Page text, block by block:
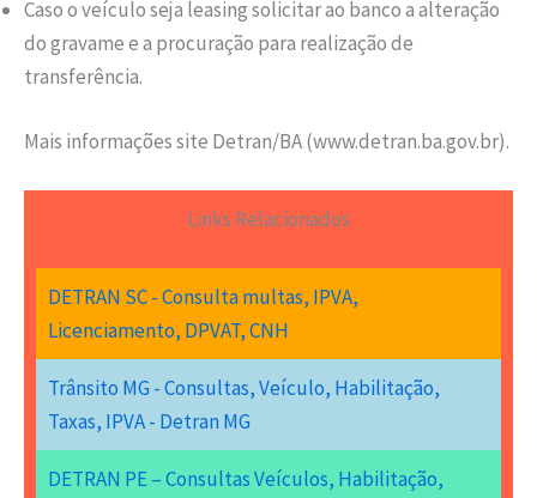
Caso o veículo seja leasing solicitar ao banco a alteração
do gravame e a procuração para realização de
transferência.
Mais informações site Detran/BA (www.detran.ba.gov.br).
Links Relacionados
DETRAN SC - Consulta multas, IPVA,
Licenciamento, DPVAT, CNH
Trânsito MG - Consultas, Veículo, Habilitação,
Taxas, IPVA - Detran MG
DETRAN PE – Consultas Veículos, Habilitação,